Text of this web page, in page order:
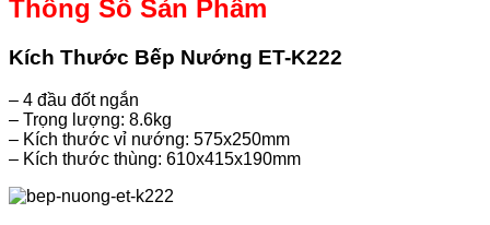
Thông Số Sản Phẩm
Kích Thước Bếp Nướng ET-K222
– 4 đầu đốt ngắn
– Trọng lượng: 8.6kg
– Kích thước vỉ nướng: 575x250mm
– Kích thước thùng: 610x415x190mm